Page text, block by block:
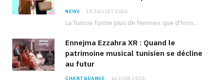
NEWS 15 JUILLET 2026
La Tunisie forme plus de femmes que d’hommes dans les filières scientifiques. Pourtant, pour beaucoup…
Ennejma Ezzahra XR : Quand le
patrimoine musical tunisien se décline
au futur
CHANT&DANSE 16 JUIN 2026